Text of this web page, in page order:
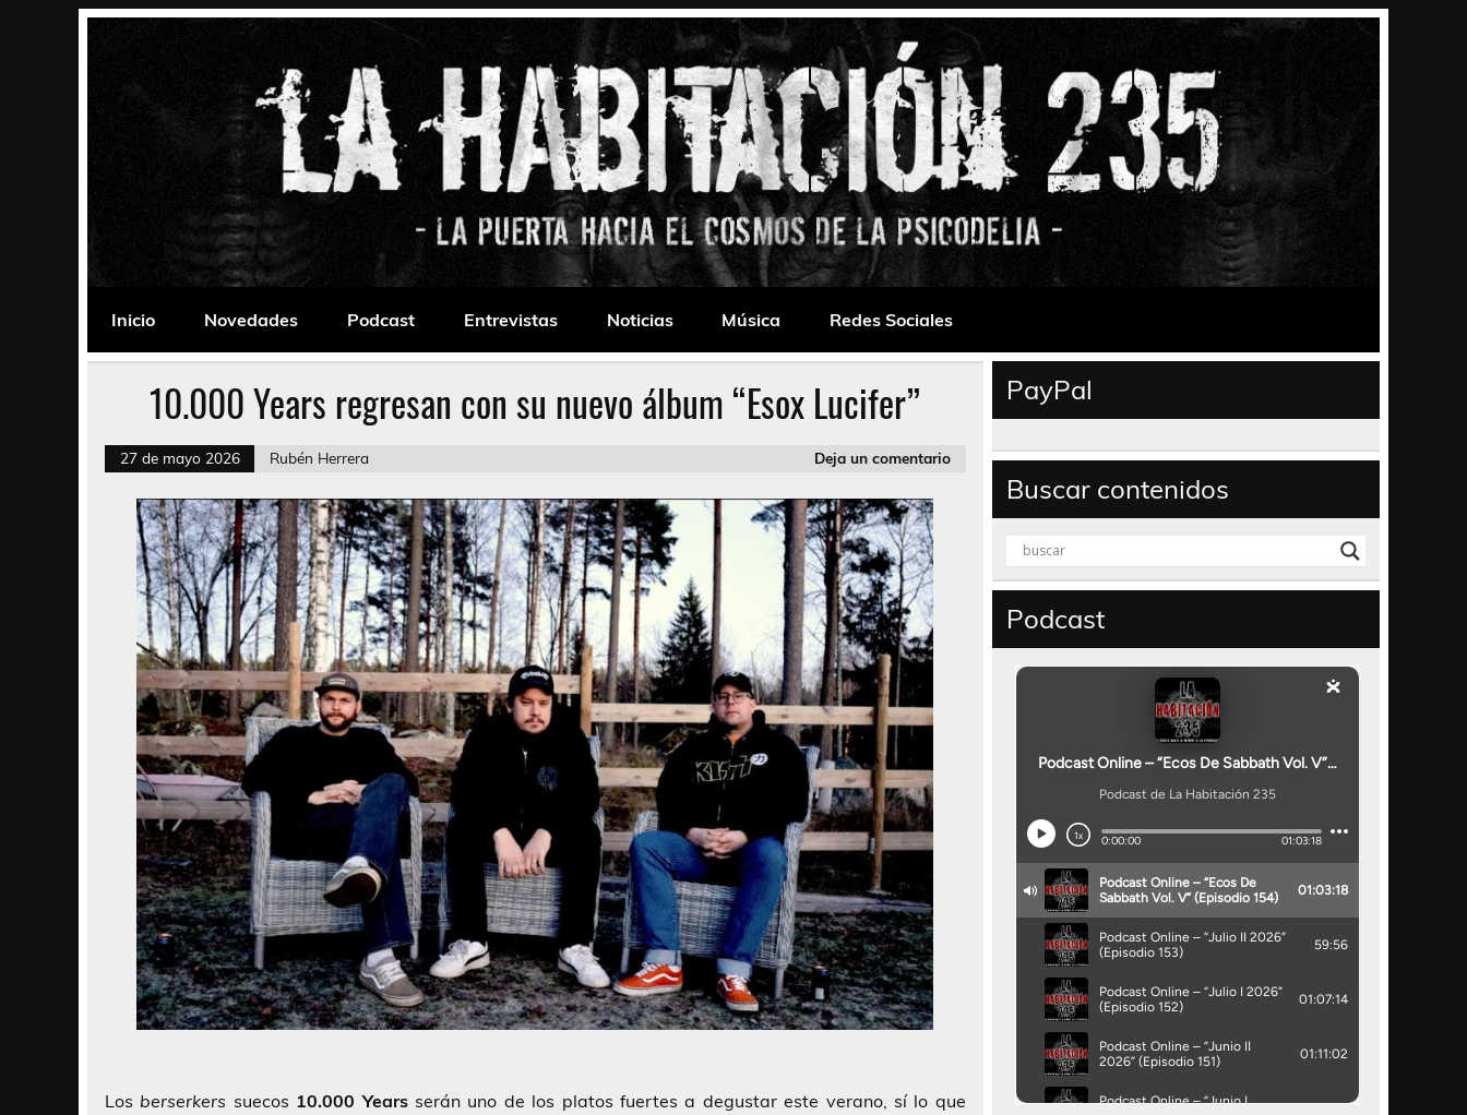
La Habitación 235
Inicio
Novedades Podcast Entrevistas Noticias Música Redes Sociales
10.000 Years regresan con su nuevo álbum “Esox Lucifer”
27 de mayo 2026 Rubén Herrera Deja un comentario
Los berserkers suecos 10.000 Yearsserán uno de los platos fuertes a degustar este verano, sí lo que
PayPal
Buscar contenidos
Podcast